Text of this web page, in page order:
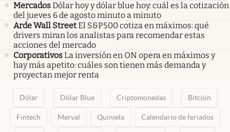
MercadosDólar hoy y dólar blue hoy: cuál es la cotización
del jueves 6 de agosto minuto a minuto
Arde Wall StreetEl S&P500 cotiza en máximos: qué
drivers miran los analistas para recomendar estas
acciones del mercado
CorporativosLa inversión en ON opera en máximos y
hay más apetito: cuáles son tienen más demanda y
proyectan mejor renta
Dólar Dólar Blue Criptomonedas Bitcoin
Fintech Merval Quiniela Calendario de feriados